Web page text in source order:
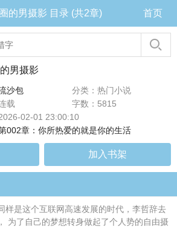
的男摄影 目录 (共2章) 首页
男摄影
沙包
分类：热门小说
载
字数：5815
02-01 23:00:10
002章：你所热爱的就是你的生活
加入书架
样是这个互联网高速发展的时代，李哲辞去
为了自己的梦想转身做起了个人势的自由摄